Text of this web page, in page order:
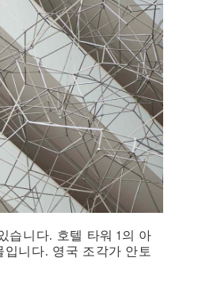
습니다. 호텔 타워 1의 아
니다. 영국 조각가 안토